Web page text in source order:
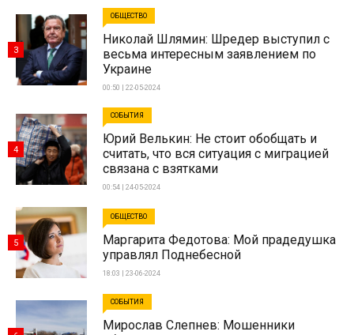
ОБЩЕСТВО
Николай Шлямин: Шредер выступил с
весьма интересным заявлением по
Украине
00:50 | 22-05-2024
3
СОБЫТИЯ
Юрий Велькин: Не стоит обобщать и
считать, что вся ситуация с миграцией
связана с взятками
00:54 | 24-05-2024
4
ОБЩЕСТВО
Маргарита Федотова: Мой прадедушка
управлял Поднебесной
18:03 | 23-06-2024
5
СОБЫТИЯ
Мирослав Слепнев: Мошенники